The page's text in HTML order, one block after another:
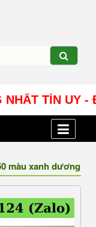
TÍN UY -
màu xanh dương